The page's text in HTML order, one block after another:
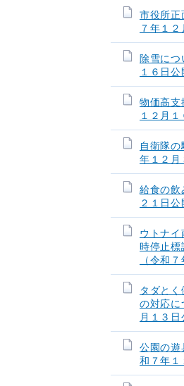
市役所正
７年１２
除雪につ
１６日公
物価高支
１２月１
自衛隊の
年１２月
給食の飲
２１日公
ウトナ
時停止標
（令和
タダと
の対応に
月１３日
公園の遊
和７年１